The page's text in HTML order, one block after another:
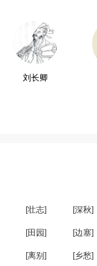
刘长卿
[壮志] [深秋]
[田园] [边塞]
[离别] [乡愁]